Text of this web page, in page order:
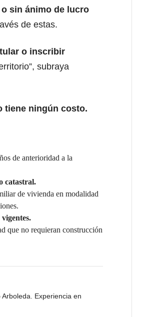
sin ánimo de lucro
de estas.
o inscribir
subraya
tiene ningún costo.
de anterioridad a la
catastral.
de vivienda en modalidad
que no requieran construcción
Experiencia en